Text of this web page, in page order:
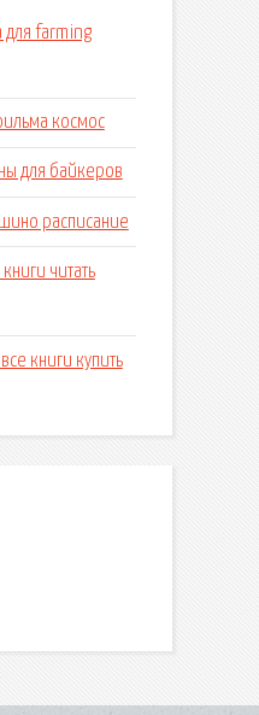
для farming
космос
для байкеров
расписание
читать
книги купить